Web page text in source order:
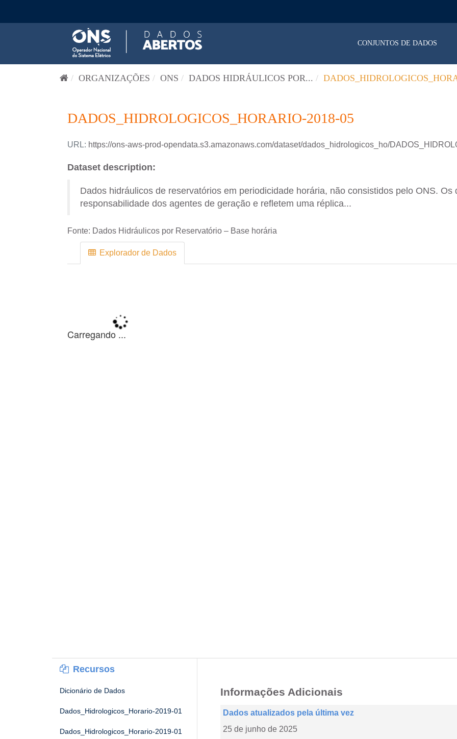
CONJUNTOS DE DADOS
ORGANIZAÇÕES ONS DADOS HIDRÁULICOS POR...
DADOS_HIDROLOGICOS_HORARIO-2018-05
URL: https://ons-aws-prod-opendata.s3.amazonaws.com/dataset/dados_hidrologicos_ho/
Dataset description:
Dados hidráulicos de reservatórios em periodicidade horária, não consistidos pelo ONS.
responsabilidade dos agentes de geração e refletem uma réplica...
Fonte: Dados Hidráulicos por Reservatório – Base horária
Explorador de Dados
Recursos
Dicionário de Dados
Dados_Hidrologicos_Horario-2019-01
Dados_Hidrologicos_Horario-2019-01
Informações Adicionais
Dados atualizados pela última vez
25 de junho de 2025